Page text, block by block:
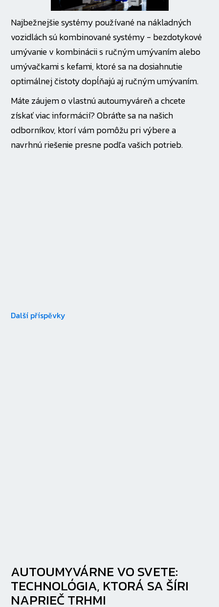
Najbežnejšie systémy používané na nákladných
vozidlách sú kombinované systémy - bezdotykové
umývanie v kombinácii s ručným umývaním alebo
umývačkami s kefami, ktoré sa na dosiahnutie
optimálnej čistoty dopĺňajú aj ručným umývaním.
Máte záujem o vlastnú autoumyváreň a chcete
získať viac informácií? Obráťte sa na našich
odborníkov, ktorí vám pomôžu pri výbere a
navrhnú riešenie presne podľa vašich potrieb.
Další příspěvky
AUTOUMYVÁRNE VO SVETE:
TECHNOLÓGIA, KTORÁ SA ŠÍRI
NAPRIEČ TRHMI